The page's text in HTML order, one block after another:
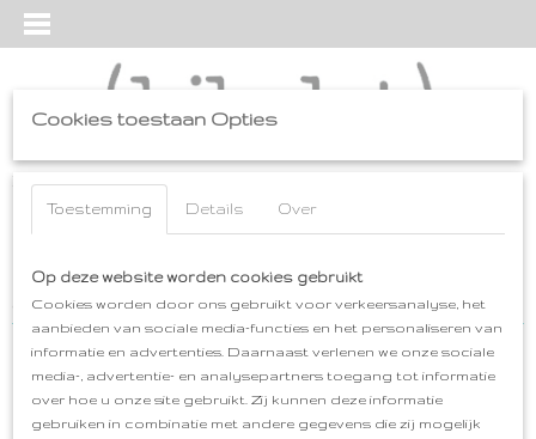
Inloggen Registreren
Home>tatez-y>SHAWLKRAGEN>SHAWLKRAAG WOLVILT grijs-
paars
Cookies toestaan Opties
Toestemming Details Over
Op deze website worden cookies gebruikt
Cookies worden door ons gebruikt voor verkeersanalyse, het
aanbieden van sociale media-functies en het personaliseren van
informatie en advertenties. Daarnaast verlenen we onze sociale
media-, advertentie- en analysepartners toegang tot informatie
over hoe u onze site gebruikt. Zij kunnen deze informatie
gebruiken in combinatie met andere gegevens die zij mogelijk